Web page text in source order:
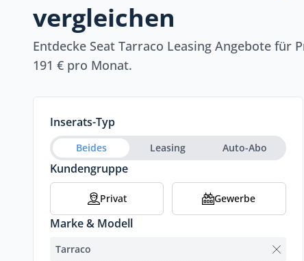
vergleichen
Entdecke Seat Tarraco Leasing Angebote für
191 € pro Monat.
Inserats-Typ
Beides Leasing Auto-Abo
Kundengruppe
Privat Gewerbe
Marke & Modell
Tarraco